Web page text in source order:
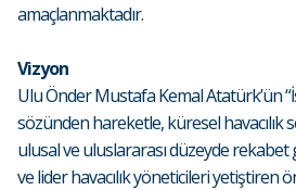
amaçlanmaktadır.
Vizyon
Ulu Önder Mustafa Kemal Atatürk’ün
sözünden hareketle, küresel
ulusal ve uluslararası düzeyde
ve lider havacılık yöneticileri yetiştiren